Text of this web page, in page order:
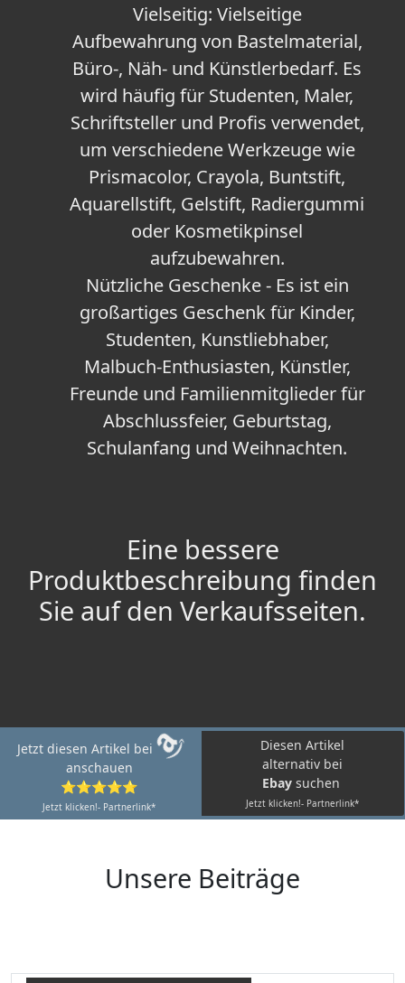
Vielseitig: Vielseitige
Aufbewahrung von Bastelmaterial,
Büro-, Näh- und Künstlerbedarf. Es
wird häufig für Studenten, Maler,
Schriftsteller und Profis verwendet,
um verschiedene Werkzeuge wie
Prismacolor, Crayola, Buntstift,
Aquarellstift, Gelstift, Radiergummi
oder Kosmetikpinsel
aufzubewahren.
Nützliche Geschenke - Es ist ein
großartiges Geschenk für Kinder,
Studenten, Kunstliebhaber,
Malbuch-Enthusiasten, Künstler,
Freunde und Familienmitglieder für
Abschlussfeier, Geburtstag,
Schulanfang und Weihnachten.
Eine bessere
Produktbeschreibung finden
Sie auf den Verkaufsseiten.
Jetzt diesen Artikel bei
anschauen
⭐⭐⭐⭐⭐
Jetzt klicken!- Partnerlink*
Diesen Artikel
alternativ bei
Ebay suchen
Jetzt klicken!- Partnerlink*
Unsere Beiträge